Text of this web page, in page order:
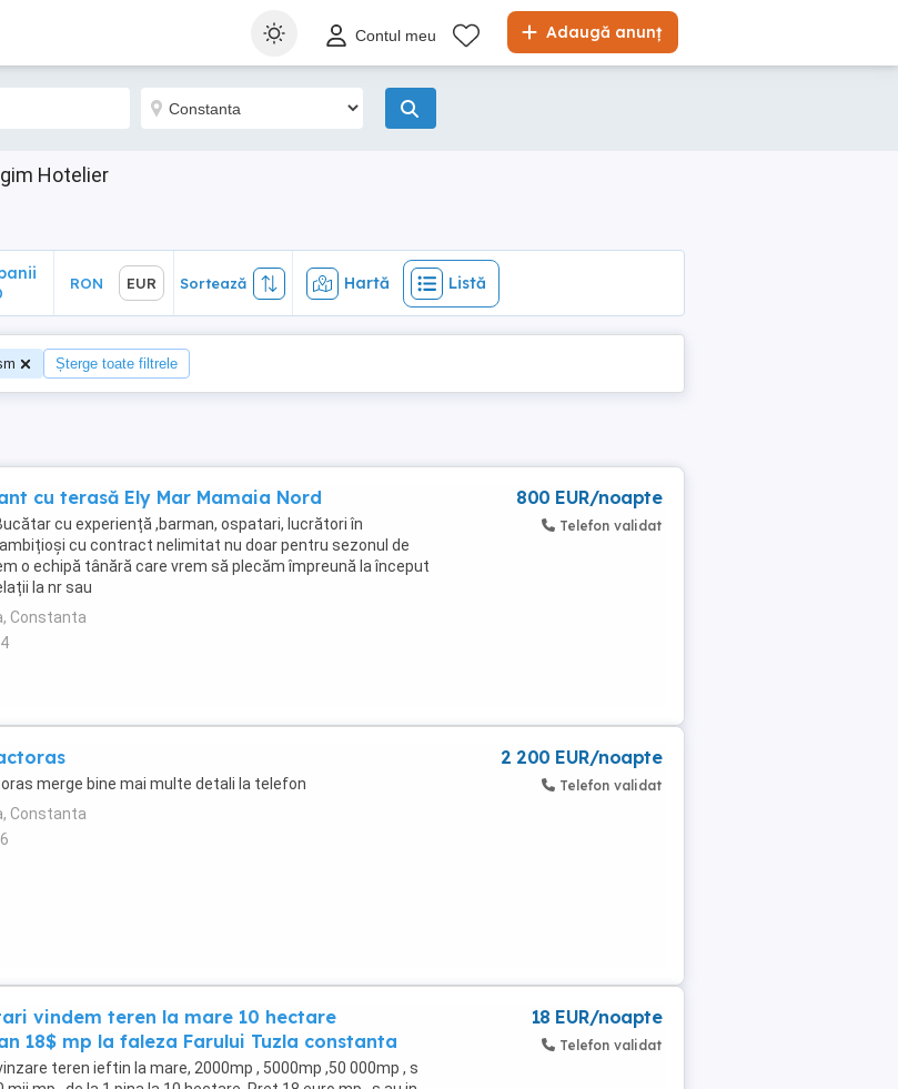
Adaugă anunț
Contul meu
Hotelier
Hartă Listă
RON EUR Sortează Hartă Listă
Șterge toate filtrele
cu terasă Ely Mar Mamaia Nord
cu experiență ,barman, ospatari, lucrători în
cu contract nelimitat nu doar pentru sezonul de
o echipă tânără care vrem să plecăm împreună la început
la nr sau
Constanta
800 EUR/noapte
Telefon validat
merge bine mai multe detali la telefon
Constanta
2 200 EUR/noapte
Telefon validat
vindem teren la mare 10 hectare
18$ mp la faleza Farului Tuzla constanta
teren ieftin la mare, 2000mp , 5000mp ,50 000mp , s
18 EUR/noapte
Telefon validat